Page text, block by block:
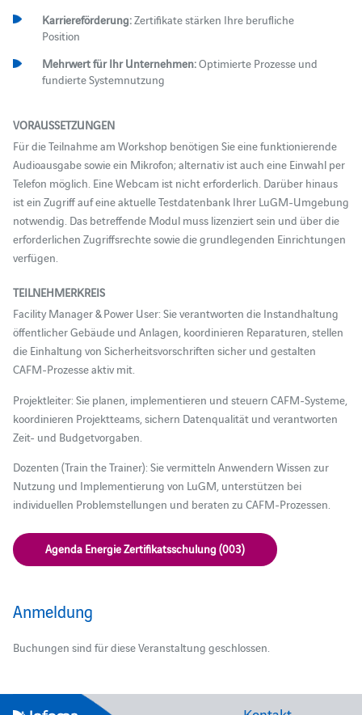
Karriereförderung:Zertifikate stärken Ihre berufliche
Position
Mehrwert für Ihr Unternehmen:Optimierte Prozesse und
fundierte Systemnutzung
VORAUSSETZUNGEN
Für die Teilnahme am Workshop benötigen Sie eine funktionierende
Audioausgabe sowie ein Mikrofon; alternativ ist auch eine Einwahl per
Telefon möglich. Eine Webcam ist nicht erforderlich. Darüber hinaus
ist ein Zugriff auf eine aktuelle Testdatenbank Ihrer LuGM-Umgebung
notwendig. Das betreffende Modul muss lizenziert sein und über die
erforderlichen Zugriffsrechte sowie die grundlegenden Einrichtungen
verfügen.
TEILNEHMERKREIS
Facility Manager & Power User: Sie verantworten die Instandhaltung
öffentlicher Gebäude und Anlagen, koordinieren Reparaturen, stellen
die Einhaltung von Sicherheitsvorschriften sicher und gestalten
CAFM-Prozesse aktiv mit.
Projektleiter: Sie planen, implementieren und steuern CAFM-Systeme,
koordinieren Projektteams, sichern Datenqualität und verantworten
Zeit- und Budgetvorgaben.
Dozenten (Train the Trainer): Sie vermitteln Anwendern Wissen zur
Nutzung und Implementierung von LuGM, unterstützen bei
individuellen Problemstellungen und beraten zu CAFM-Prozessen.
Agenda Energie Zertifikatsschulung (003)
Anmeldung
Buchungen sind für diese Veranstaltung geschlossen.